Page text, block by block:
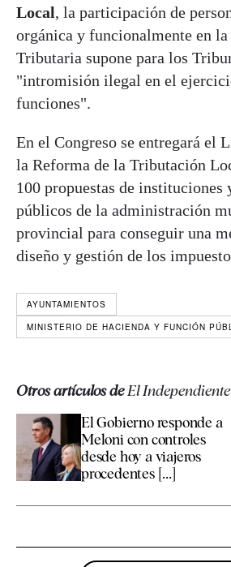
Local, la participación de
orgánica y funcionalmente en
Tributaria supone para los
"intromisión ilegal en el
funciones".
En el Congreso se entregará el
la Reforma de la Tributación
100 propuestas de instituciones
públicos de la administración
provincial para conseguir una
diseño y gestión de los
AYUNTAMIENTOS
MINISTERIO DE HACIENDA Y FUNCIÓN
Otros artículos deEl Independiente
El Gobierno responde a
Meloni con controles
desde hoy a viajeros
procedentes [...]